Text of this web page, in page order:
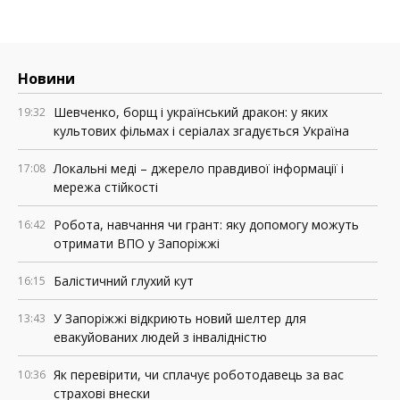
Новини
19:32 Шевченко, борщ і український дракон: у яких
культових фільмах і серіалах згадується Україна
17:08 Локальні меді – джерело правдивої інформації і
мережа стійкості
16:42 Робота, навчання чи грант: яку допомогу можуть
отримати ВПО у Запоріжжі
16:15 Балістичний глухий кут
13:43 У Запоріжжі відкриють новий шелтер для
евакуйованих людей з інвалідністю
10:36 Як перевірити, чи сплачує роботодавець за вас
страхові внески